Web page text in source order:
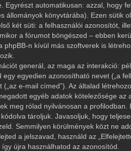
Egyrészt automatikusan: azzal, hogy
állományok könyvtárába). Ezen
két süti: a felhasználói azonosítót,
a fórumot böngészed – ebben
phpBB-n kívül más szoftverek is
generál, az maga az interakció:
egyedien azonosítható nevet („a
(„az e-mail címed”). Az általad
egyéb adatok kötelezősége
meg rólad nyilvánosan a
tároljuk. Javasoljuk, hogy
Semmilyen körülmények közt ne
a jelszavad, használd az
újra használhatod az azonosítód.